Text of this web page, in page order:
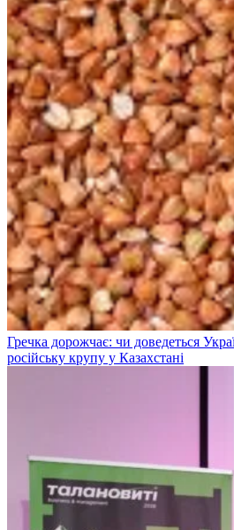
Гречка дорожчає: чи доведеться
російську крупу у Казахстані